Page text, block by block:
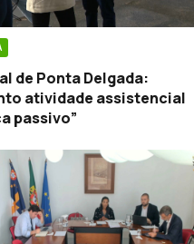
de Ponta Delgada:
atividade assistencial
passivo”